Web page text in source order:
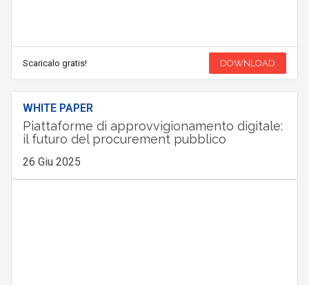
Scaricalo gratis! DOWNLOAD
WHITE PAPER
Piattaforme di approvvigionamento digitale:
il futuro del procurement pubblico
26 Giu 2025